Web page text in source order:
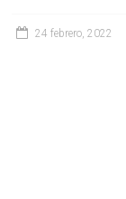
24 febrero, 2022